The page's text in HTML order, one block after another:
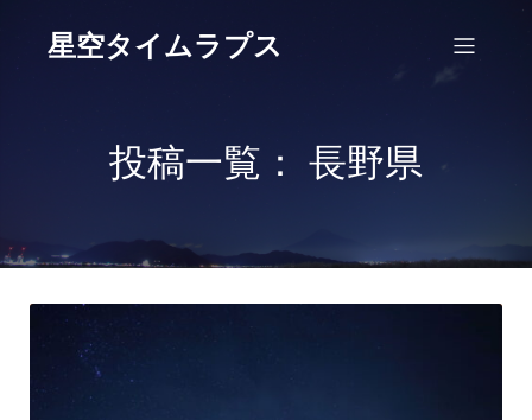
星空タイムラプス
投稿一覧： 長野県